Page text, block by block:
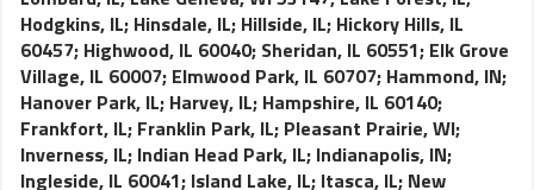
Hodgkins, IL; Hinsdale, IL; Hillside, IL; Hickory Hills, IL
60457; Highwood, IL 60040; Sheridan, IL 60551; Elk Grove
Village, IL 60007; Elmwood Park, IL 60707; Hammond, IN;
Hanover Park, IL; Harvey, IL; Hampshire, IL 60140;
Frankfort, IL; Franklin Park, IL; Pleasant Prairie, WI;
Inverness, IL; Indian Head Park, IL; Indianapolis, IN;
Ingleside, IL 60041; Island Lake, IL; Itasca, IL; New